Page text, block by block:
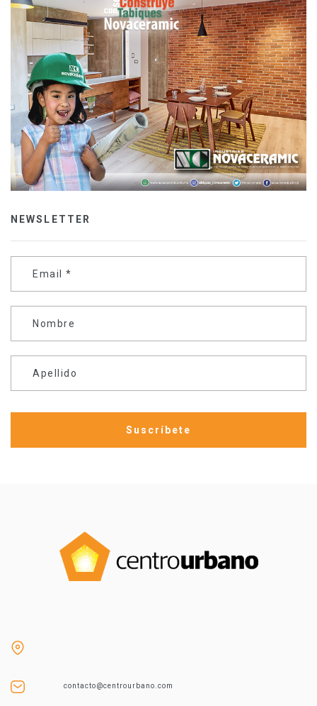
NEWSLETTER
Email *
Nombre
Apellido
contacto@centrourbano.com